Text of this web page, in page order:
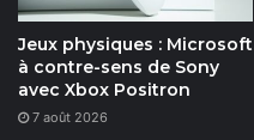
Jeux physiques : Microsoft
à contre-sens de Sony
avec Xbox Positron
7 août 2026